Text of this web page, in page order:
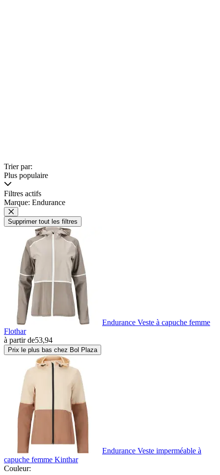
Trier par:
Plus populaire
Filtres actifs
Marque: Endurance
Supprimer tout les filtres
Endurance Veste à capuche femme
Flothar
à partir de53,94
Prix le plus bas chez Bol Plaza
Endurance Veste imperméable à
capuche femme Kinthar
Couleur: